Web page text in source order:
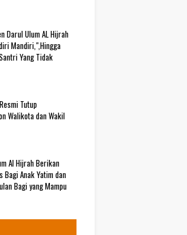
Darul Ulum AL Hijrah
Mandiri,",Hingga
Yang Tidak
Tutup
Walikota dan Wakil
Al Hijrah Berikan
Bagi Anak Yatim dan
Bagi yang Mampu